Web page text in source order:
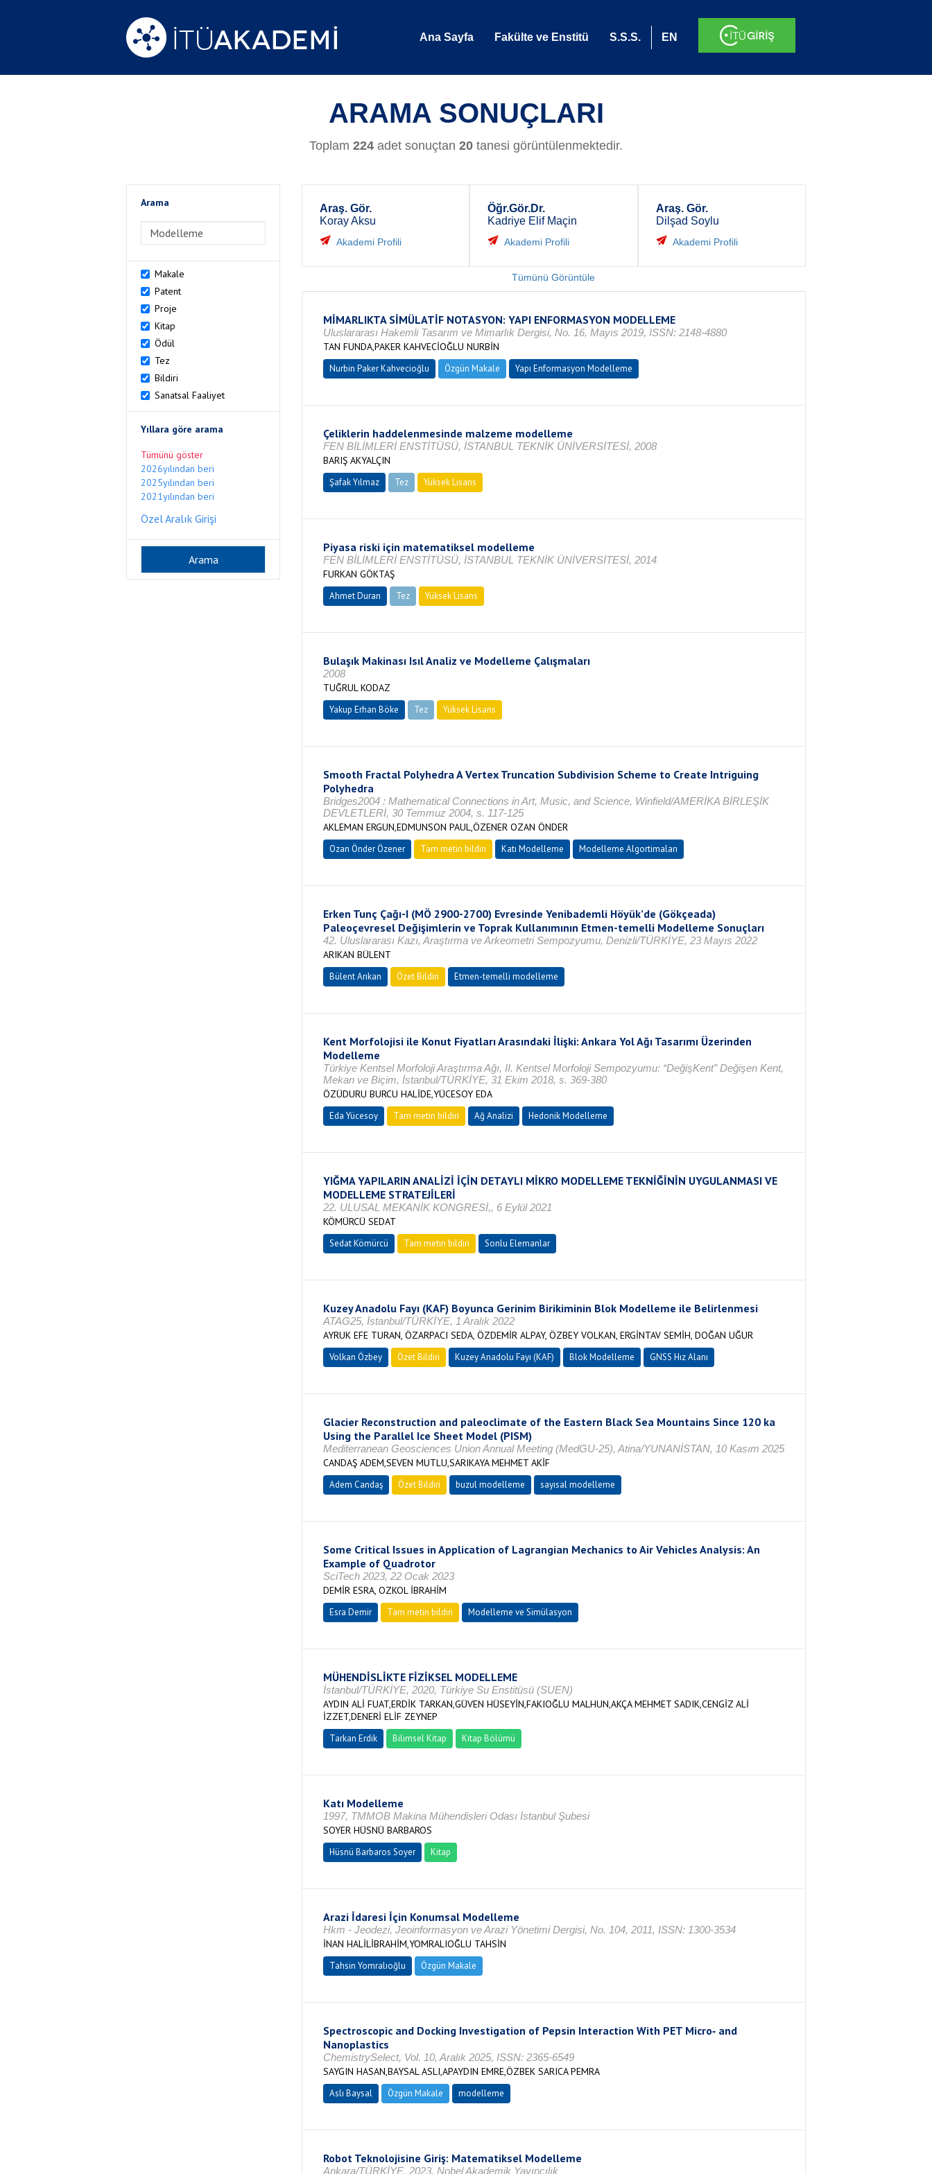
Ana Sayfa Fakülte ve Enstitü S.S.S. EN
ARAMA SONUÇLARI
Toplam 224 adet sonuçtan 20 tanesi görüntülenmektedir.
Arama
Makale
Patent
Proje
Kitap
Ödül
Tez
Bildiri
Sanatsal Faaliyet
Yıllara göre arama
Tümünü göster
2026yılından beri
2025yılından beri
2021yılından beri
Özel Aralık Girişi
Araş. Gör.
Koray Aksu
Akademi Profili
Öğr.Gör.Dr.
Kadriye Elif Maçin
Akademi Profili
Araş. Gör.
Dilşad Soylu
Akademi Profili
Tümünü Görüntüle
MİMARLIKTA SİMÜLATİF NOTASYON: YAPI ENFORMASYON MODELLEME
Uluslararası Hakemli Tasarım ve Mimarlık Dergisi, No. 16, Mayıs 2019, ISSN: 2148-4880
TAN FUNDA,PAKER KAHVECİOĞLU NURBİN
Nurbin Paker Kahvecioğlu Özgün Makale Yapı Enformasyon Modelleme
Çeliklerin haddelenmesinde malzeme modelleme
FEN BİLİMLERİ ENSTİTÜSÜ, İSTANBUL TEKNİK ÜNİVERSİTESİ, 2008
BARIŞ AKYALÇIN
Şafak Yılmaz Tez Yüksek Lisans
Piyasa riski için matematiksel modelleme
FEN BİLİMLERİ ENSTİTÜSÜ, İSTANBUL TEKNİK ÜNİVERSİTESİ, 2014
FURKAN GÖKTAŞ
Ahmet Duran Tez Yüksek Lisans
Bulaşık Makinası Isıl Analiz ve Modelleme Çalışmaları
2008
TUĞRUL KODAZ
Yakup Erhan Böke Tez Yüksek Lisans
Smooth Fractal Polyhedra A Vertex Truncation Subdivision Scheme to Create Intriguing
Polyhedra
Bridges2004 : Mathematical Connections in Art, Music, and Science, Winfield/AMERİKA BİRLEŞİK
DEVLETLERİ, 30 Temmuz 2004, s. 117-125
AKLEMAN ERGUN,EDMUNSON PAUL,ÖZENER OZAN ÖNDER
Ozan Önder Özener Tam metin bildiri Katı Modelleme Modelleme Algortimaları
Erken Tunç Çağı-I (MÖ 2900-2700) Evresinde Yenibademli Höyük’de (Gökçeada)
Paleoçevresel Değişimlerin ve Toprak Kullanımının Etmen-temelli Modelleme Sonuçları
42. Uluslararası Kazı, Araştırma ve Arkeometri Sempozyumu, Denizli/TÜRKİYE, 23 Mayıs 2022
ARIKAN BÜLENT
Bülent Arıkan Özet Bildiri Etmen-temelli modelleme
Kent Morfolojisi ile Konut Fiyatları Arasındaki İlişki: Ankara Yol Ağı Tasarımı Üzerinden
Modelleme
Türkiye Kentsel Morfoloji Araştırma Ağı, II. Kentsel Morfoloji Sempozyumu: “DeğişKent” Değişen Kent,
Mekan ve Biçim, İstanbul/TÜRKİYE, 31 Ekim 2018, s. 369-380
ÖZÜDURU BURCU HALİDE,YÜCESOY EDA
Eda Yücesoy Tam metin bildiri Ağ Analizi Hedonik Modelleme
YIĞMA YAPILARIN ANALİZİ İÇİN DETAYLI MİKRO MODELLEME TEKNİĞİNİN UYGULANMASI VE
MODELLEME STRATEJİLERİ
22. ULUSAL MEKANİK KONGRESİ,, 6 Eylül 2021
KÖMÜRCÜ SEDAT
Sedat Kömürcü Tam metin bildiri Sonlu Elemanlar
Kuzey Anadolu Fayı (KAF) Boyunca Gerinim Birikiminin Blok Modelleme ile Belirlenmesi
ATAG25, İstanbul/TÜRKİYE, 1 Aralık 2022
AYRUK EFE TURAN, ÖZARPACI SEDA, ÖZDEMİR ALPAY, ÖZBEY VOLKAN, ERGİNTAV SEMİH, DOĞAN UĞUR
Volkan Özbey Özet Bildiri Kuzey Anadolu Fayı (KAF) Blok Modelleme GNSS Hız Alanı
Glacier Reconstruction and paleoclimate of the Eastern Black Sea Mountains Since 120 ka
Using the Parallel Ice Sheet Model (PISM)
Mediterranean Geosciences Union Annual Meeting (MedGU-25), Atina/YUNANİSTAN, 10 Kasım 2025
CANDAŞ ADEM,SEVEN MUTLU,SARIKAYA MEHMET AKİF
Adem Candaş Özet Bildiri buzul modelleme sayısal modelleme
Some Critical Issues in Application of Lagrangian Mechanics to Air Vehicles Analysis: An
Example of Quadrotor
SciTech 2023, 22 Ocak 2023
DEMİR ESRA, OZKOL İBRAHİM
Esra Demir Tam metin bildiri Modelleme ve Simülasyon
MÜHENDİSLİKTE FİZİKSEL MODELLEME
İstanbul/TÜRKİYE, 2020, Türkiye Su Enstitüsü (SUEN)
AYDIN ALİ FUAT,ERDİK TARKAN,GÜVEN HÜSEYİN,FAKIOĞLU MALHUN,AKÇA MEHMET SADIK,CENGİZ ALİ
İZZET,DENERİ ELİF ZEYNEP
Tarkan Erdik Bilimsel Kitap Kitap Bölümü
Katı Modelleme
1997, TMMOB Makina Mühendisleri Odası İstanbul Şubesi
SOYER HÜSNÜ BARBAROS
Hüsnü Barbaros Soyer Kitap
Arazi İdaresi İçin Konumsal Modelleme
Hkm - Jeodezi, Jeoinformasyon ve Arazi Yönetimi Dergisi, No. 104, 2011, ISSN: 1300-3534
İNAN HALİLİBRAHİM,YOMRALIOĞLU TAHSİN
Tahsin Yomralıoğlu Özgün Makale
Spectroscopic and Docking Investigation of Pepsin Interaction With PET Micro‐ and
Nanoplastics
ChemistrySelect, Vol. 10, Aralık 2025, ISSN: 2365-6549
SAYGIN HASAN,BAYSAL ASLI,APAYDIN EMRE,ÖZBEK SARICA PEMRA
Aslı Baysal Özgün Makale modelleme
Robot Teknolojisine Giriş: Matematiksel Modelleme
Ankara/TÜRKİYE, 2023, Nobel Akademik Yayıncılık